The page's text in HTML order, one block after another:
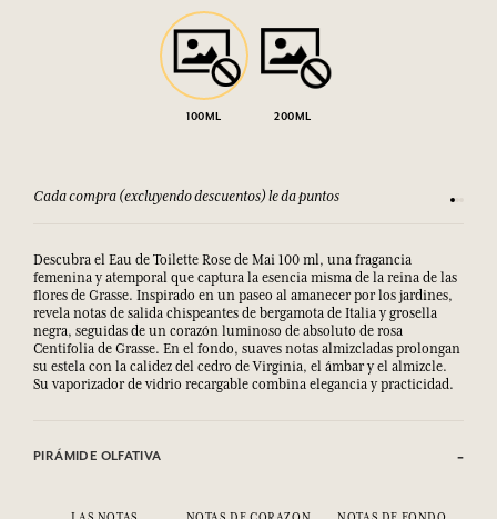
100ML 200ML
Cada compra (excluyendo descuentos) le da puntos
Descubra el Eau de Toilette Rose de Mai 100 ml, una fragancia
femenina y atemporal que captura la esencia misma de la reina de las
flores de Grasse. Inspirado en un paseo al amanecer por los jardines,
revela notas de salida chispeantes de bergamota de Italia y grosella
negra, seguidas de un corazón luminoso de absoluto de rosa
Centifolia de Grasse. En el fondo, suaves notas almizcladas prolongan
su estela con la calidez del cedro de Virginia, el ámbar y el almizcle.
Su vaporizador de vidrio recargable combina elegancia y practicidad.
PIRÁMIDE OLFATIVA